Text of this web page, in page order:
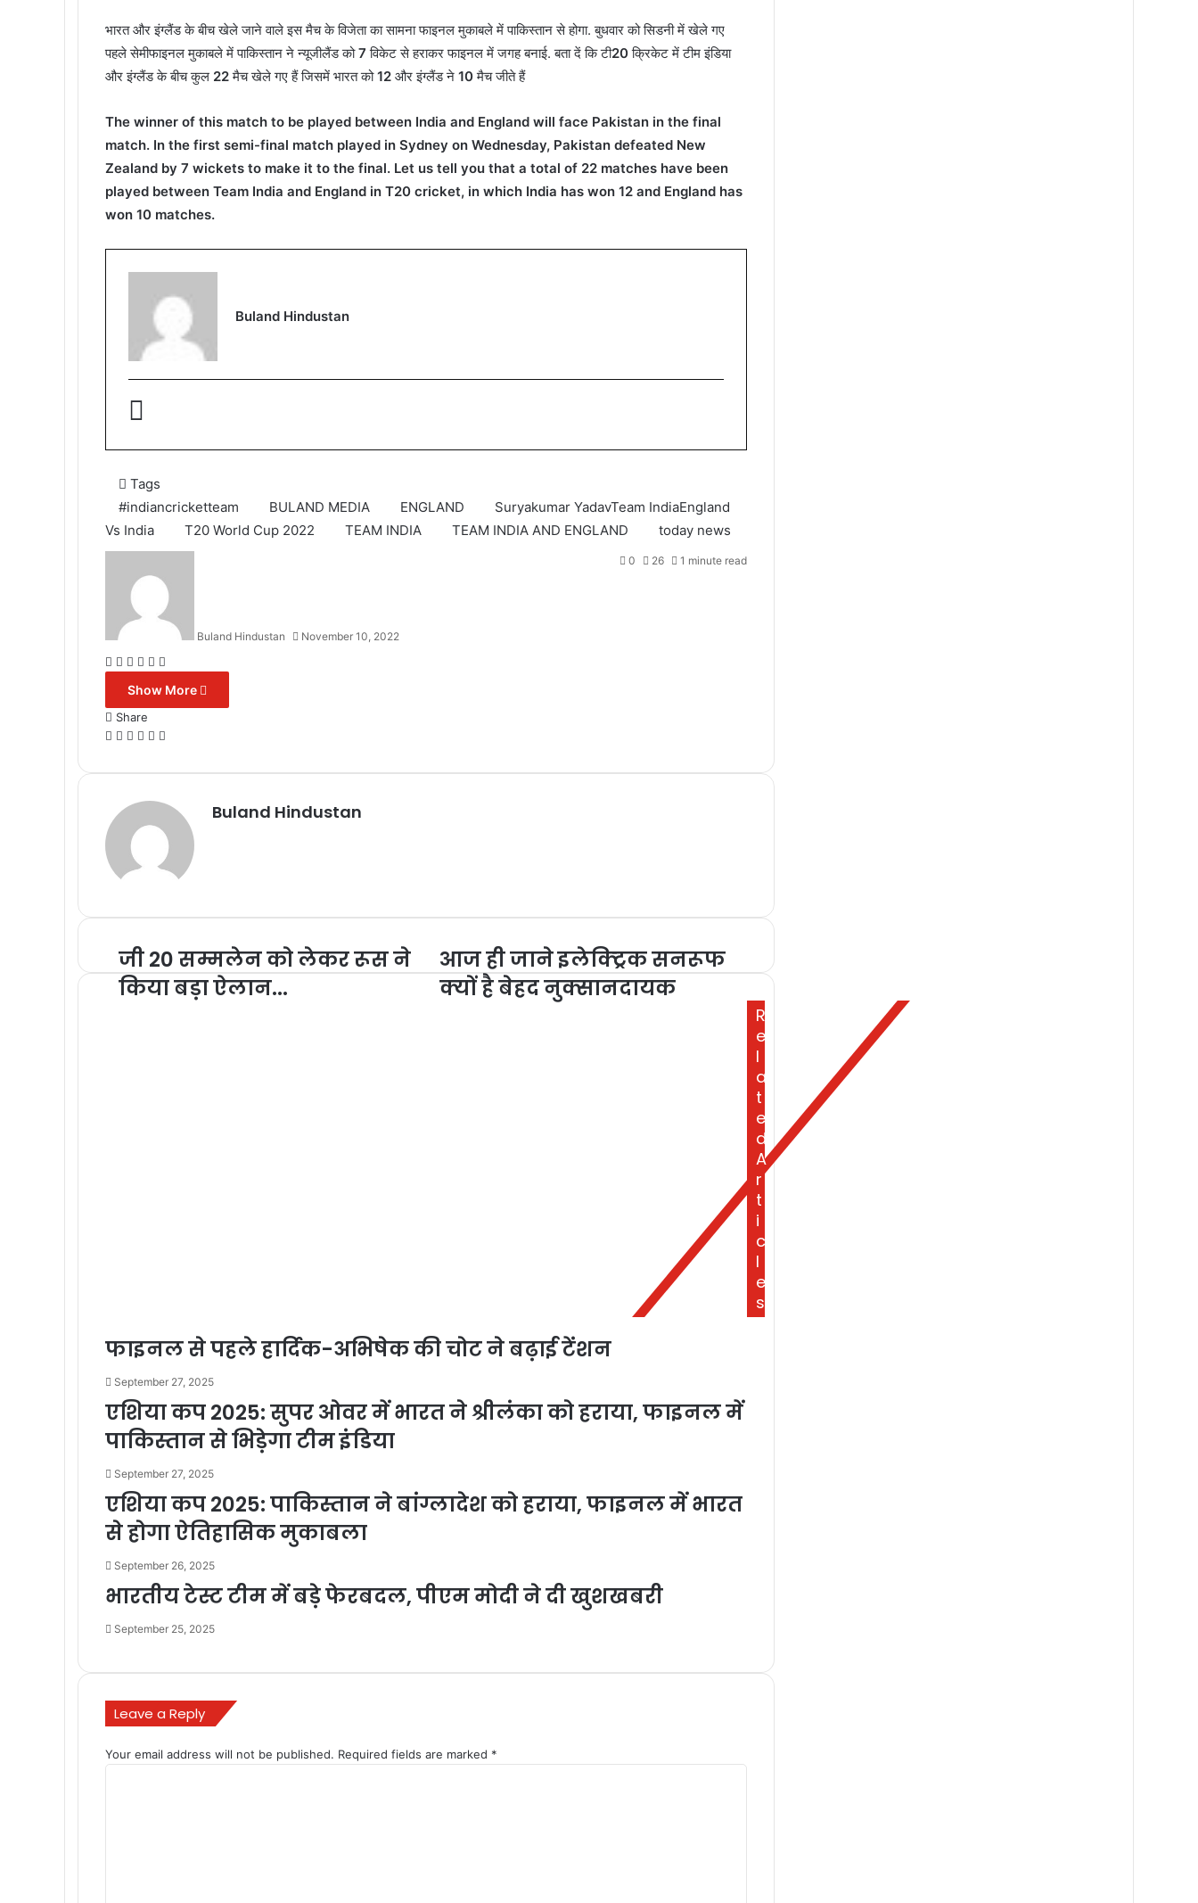
भारत और इंग्लैंड के बीच खेले जाने वाले इस मैच के विजेता का सामना फाइनल मुकाबले में पाकिस्तान से होगा. बुधवार को सिडनी में खेले गए
पहले सेमीफाइनल मुकाबले में पाकिस्तान ने न्यूजीलैंड को7 विकेट से हराकर फाइनल में जगह बनाई. बता दें कि टी20क्रिकेट में टीम इंडिया
और इंग्लैंड के बीच कुल 22मैच खेले गए हैं जिसमें भारत को12 और इंग्लैंड ने 10मैच जीते हैं
The winner of this match to be played between India and England will face Pakistan in the final
match. In the first semi-final match played in Sydney on Wednesday, Pakistan defeated New
Zealand by 7 wickets to make it to the final. Let us tell you that a total of 22 matches have been
played between Team India and England in T20 cricket, in which India has won 12 and England has
won 10 matches.
Buland Hindustan
Tags
#indiancricketteam
BULAND MEDIA ENGLAND
Suryakumar YadavTeam IndiaEngland
Vs India
T20 World Cup 2022 TEAM INDIA TEAM INDIA AND ENGLAND today news
Buland Hindustan November 10, 2022
0 26 1 minute read
Facebook
X Messenger
Messenger
WhatsApp
Show More
Share
Facebook
X Messenger
Messenger
WhatsApp
Buland Hindustan
जी 20 सम्मलेन को लेकर रूस ने
किया बड़ा ऐलान...
आज ही जाने इलेक्ट्रिक सनरूफ
क्यों है बेहद नुक्सानदायक
R
e
l
a
t
e
d
A
r
t
i
c
l
e
s
फाइनल से पहले हार्दिक-अभिषेक की चोट ने बढ़ाई टेंशन
September 27, 2025
एशिया कप 2025: सुपर ओवर में भारत ने श्रीलंका को हराया, फाइनल में
पाकिस्तान से भिड़ेगा टीम इंडिया
September 27, 2025
एशिया कप 2025: पाकिस्तान ने बांग्लादेश को हराया, फाइनल में भारत
से होगा ऐतिहासिक मुकाबला
September 26, 2025
भारतीय टेस्ट टीम में बड़े फेरबदल, पीएम मोदी ने दी खुशखबरी
September 25, 2025
Leave a Reply
Your email address will not be published. Required fields are marked *